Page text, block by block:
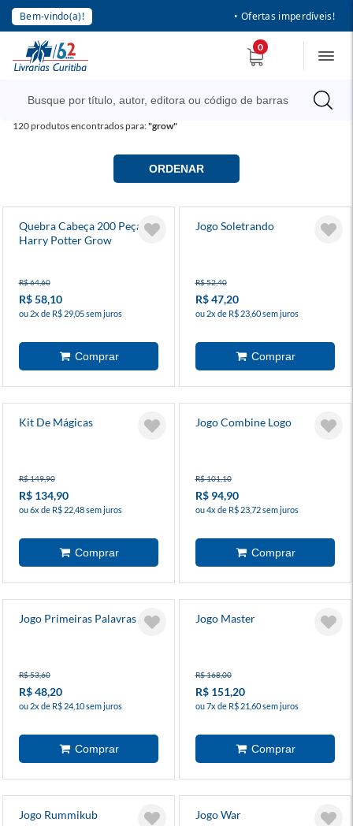
Bem-vindo(a)! • Ofertas imperdíveis!
0
120produtos encontrados para:"grow"
ORDENAR
Quebra Cabeça 200 Peças
Harry Potter Grow
R$ 64,60
R$ 58,10
ou 2x de R$ 29,05 sem juros
Jogo Soletrando
R$ 52,40
R$ 47,20
ou 2x de R$ 23,60 sem juros
Kit De Mágicas
R$ 149,90
R$ 134,90
ou 6x de R$ 22,48 sem juros
Jogo Combine Logo
R$ 101,10
R$ 94,90
ou 4x de R$ 23,72 sem juros
Jogo Primeiras Palavras
R$ 53,60
R$ 48,20
ou 2x de R$ 24,10 sem juros
Jogo Master
R$ 168,00
R$ 151,20
ou 7x de R$ 21,60 sem juros
Jogo Rummikub Jogo War